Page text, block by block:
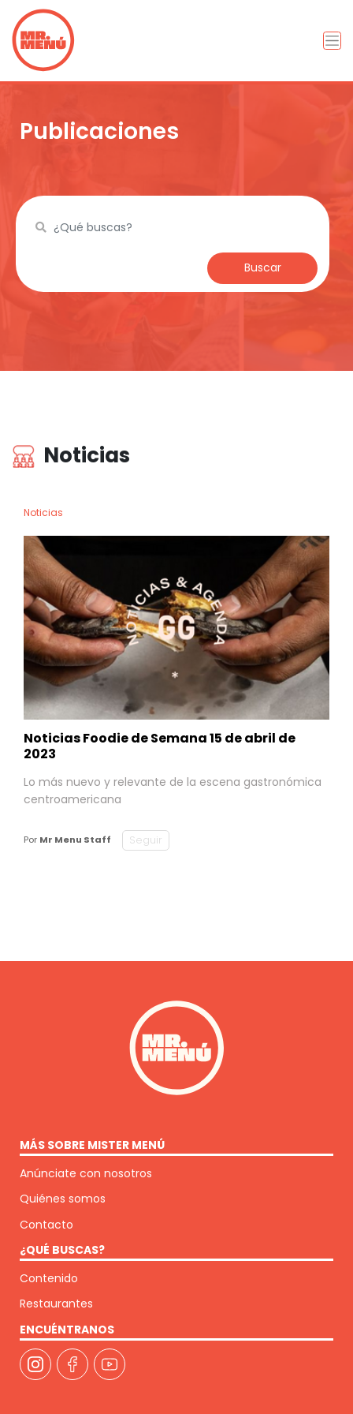
Publicaciones
Buscar
Noticias
Noticias
Noticias Foodie de Semana 15 de abril de
2023
Lo más nuevo y relevante de la escena gastronómica
centroamericana
Por Mr Menu Staff Seguir
MÁS SOBRE MISTER MENÚ
Anúnciate con nosotros
Quiénes somos
Contacto
¿QUÉ BUSCAS?
Contenido
Restaurantes
ENCUÉNTRANOS